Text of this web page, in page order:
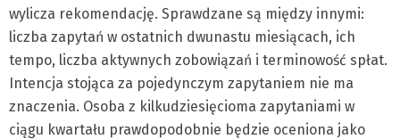
wylicza rekomendację. Sprawdzane są między innymi:
liczba zapytań w ostatnich dwunastu miesiącach, ich
tempo, liczba aktywnych zobowiązań i terminowość spłat.
Intencja stojąca za pojedynczym zapytaniem nie ma
znaczenia. Osoba z kilkudziesięcioma zapytaniami w
ciągu kwartału prawdopodobnie będzie oceniona jako